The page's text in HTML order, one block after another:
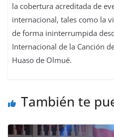
la cobertura acreditada de
internacional, tales como la
de forma ininterrumpida
Internacional de la Canción
Huaso de Olmué.
También te